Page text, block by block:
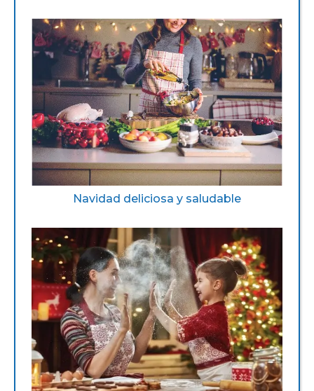
Navidad deliciosa y saludable